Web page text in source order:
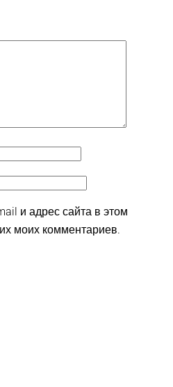
и адрес сайта в этом
моих комментариев.